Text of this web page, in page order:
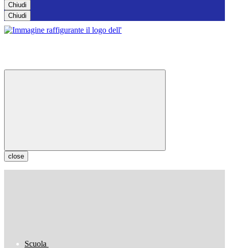
Chiudi
Chiudi
close
Scuola